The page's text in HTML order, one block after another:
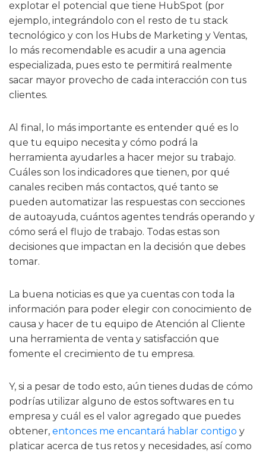
explotar el potencial que tiene HubSpot (por
ejemplo, integrándolo con el resto de tu stack
tecnológico y con los Hubs de Marketing y Ventas,
lo más recomendable es acudir a una agencia
especializada, pues esto te permitirá realmente
sacar mayor provecho de cada interacción con tus
clientes.
Al final, lo más importante es entender qué es lo
que tu equipo necesita y cómo podrá la
herramienta ayudarles a hacer mejor su trabajo.
Cuáles son los indicadores que tienen, por qué
canales reciben más contactos, qué tanto se
pueden automatizar las respuestas con secciones
de autoayuda, cuántos agentes tendrás operando y
cómo será el flujo de trabajo. Todas estas son
decisiones que impactan en la decisión que debes
tomar.
La buena noticias es que ya cuentas con toda la
información para poder elegir con conocimiento de
causa y hacer de tu equipo de Atención al Cliente
una herramienta de venta y satisfacción que
fomente el crecimiento de tu empresa.
Y, si a pesar de todo esto, aún tienes dudas de cómo
podrías utilizar alguno de estos softwares en tu
empresa y cuál es el valor agregado que puedes
obtener, entonces me encantará hablar contigo y
platicar acerca de tus retos y necesidades, así como